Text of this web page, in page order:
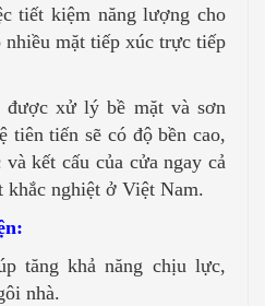
tiết kiệm năng lượng cho
nhiều mặt tiếp xúc trực tiếp
được xử lý bề mặt và sơn
tiên tiến sẽ có độ bền cao,
kết cấu của cửa ngay cả
nghiệt ở Việt Nam.
tăng khả năng chịu lực,
nhà.